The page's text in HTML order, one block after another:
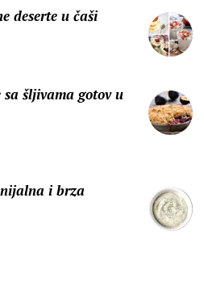
deserte u čaši
sa šljivama gotov u
i brza